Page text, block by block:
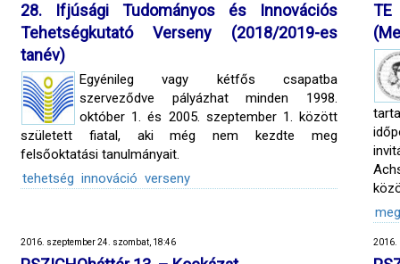
28. Ifjúsági Tudományos és Innovációs
Tehetségkutató Verseny (2018/2019-es
tanév)
Egyénileg vagy kétfős csapatba
szerveződve pályázhat minden 1998.
október 1. és 2005. szeptember 1. között
született fiatal, aki még nem kezdte meg
felsőoktatási tanulmányait.
tehetség innováció verseny
2016. szeptember 24. szombat, 18:46 2016.